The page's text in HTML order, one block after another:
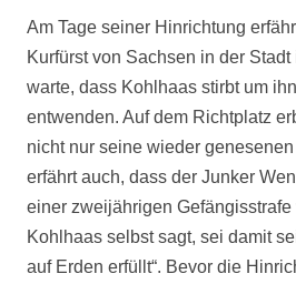
Am Tage seiner Hinrichtung
Kurfürst von Sachsen in der
warte, dass Kohlhaas stirbt um
entwenden. Auf dem Richtplatz
nicht nur seine wieder
erfährt auch, dass der Junker
einer zweijährigen
Kohlhaas selbst sagt, sei damit
auf Erden erfüllt“. Bevor die